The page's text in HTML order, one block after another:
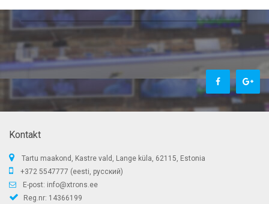
Kontakt
Tartu maakond, Kastre vald, Lange küla, 62115, Estonia
+372 5547777 (eesti, русский)
E-post: info@xtrons.ee
Reg.nr: 14366199